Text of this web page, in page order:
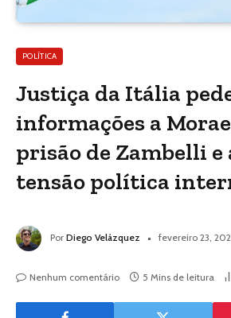
POLÍTICA
Justiça da Itália
informações a
prisão de Zambelli
tensão política
Por Diego Velázquez fevereiro 23,
Nenhum comentário 5 Mins de leitura